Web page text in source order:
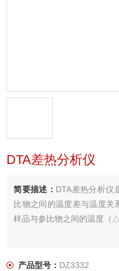
DTA差热分析仪
简要描述： DTA差热分析仪
比物之间的温度差与温度关
样品与参比物之间的温度（
产品型号： DZ3332